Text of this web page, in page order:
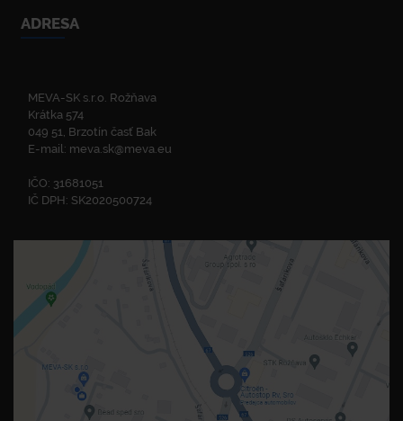
ADRESA
MEVA-SK s.r.o. Rožňava
Krátka 574
049 51, Brzotín časť Bak
E-mail: meva.sk@meva.eu
IČO: 31681051
IČ DPH: SK2020500724